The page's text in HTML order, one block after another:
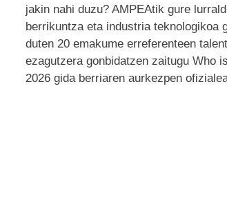
jakin nahi duzu? AMPEAtik gure
berrikuntza eta industria teknologikoa
duten 20 emakume erreferenteen
ezagutzera gonbidatzen zaitugu Who
2026 gida berriaren aurkezpen